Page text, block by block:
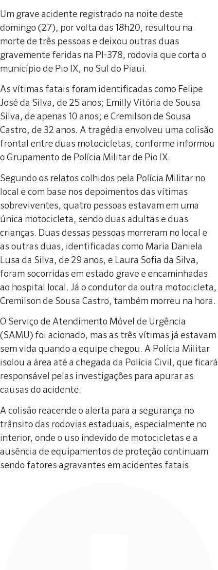
Um grave acidente registrado na noite deste
domingo (27), por volta das 18h20, resultou na
morte de três pessoas e deixou outras duas
gravemente feridas na PI-378, rodovia que corta o
município de Pio IX, no Sul do Piauí.
As vítimas fatais foram identificadas como Felipe
José da Silva, de 25 anos; Emilly Vitória de Sousa
Silva, de apenas 10 anos; e Cremilson de Sousa
Castro, de 32 anos. A tragédia envolveu uma colisão
frontal entre duas motocicletas, conforme informou
o Grupamento de Polícia Militar de Pio IX.
Segundo os relatos colhidos pela Polícia Militar no
local e com base nos depoimentos das vítimas
sobreviventes, quatro pessoas estavam em uma
única motocicleta, sendo duas adultas e duas
crianças. Duas dessas pessoas morreram no local e
as outras duas, identificadas como Maria Daniela
Lusa da Silva, de 29 anos, e Laura Sofia da Silva,
foram socorridas em estado grave e encaminhadas
ao hospital local. Já o condutor da outra motocicleta,
Cremilson de Sousa Castro, também morreu na hora.
O Serviço de Atendimento Móvel de Urgência
(SAMU) foi acionado, mas as três vítimas já estavam
sem vida quando a equipe chegou. A Polícia Militar
isolou a área até a chegada da Polícia Civil, que ficará
responsável pelas investigações para apurar as
causas do acidente.
A colisão reacende o alerta para a segurança no
trânsito das rodovias estaduais, especialmente no
interior, onde o uso indevido de motocicletas e a
ausência de equipamentos de proteção continuam
sendo fatores agravantes em acidentes fatais.